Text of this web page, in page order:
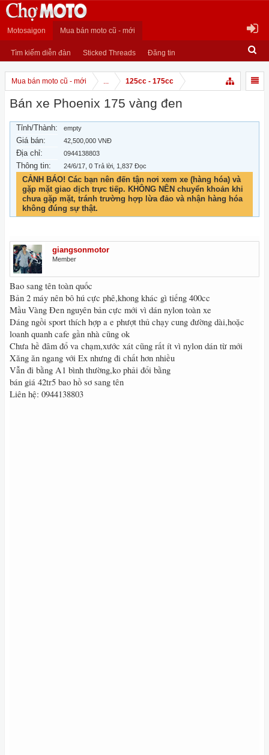
Motosaigon Mua bán moto cũ - mới
Tìm kiếm diễn đàn Sticked Threads Đăng tin
Mua bán moto cũ - mới ... 125cc - 175cc
Bán xe Phoenix 175 vàng đen
Tỉnh/Thành: empty
Giá bán: 42,500,000 VNĐ
Địa chỉ: 0944138803
Thông tin: 24/6/17 , 0 Trả lời, 1,837 Đọc
CẢNH BÁO! Các bạn nên đến tận nơi xem xe (hàng hóa) và
gặp mặt giao dịch trực tiếp. KHÔNG NÊN chuyển khoản khi
chưa gặp mặt, tránh trường hợp lừa đảo và nhận hàng hóa
không đúng sự thật.
giangsonmotor
Member
Bao sang tên toàn quốc
Bản 2 máy nên bô hú cực phê,khong khác gì tiếng 400cc
Mầu Vàng Đen nguyên bản cực mới vì dán nylon toàn xe
Dáng ngồi sport thích hợp a e phượt thủ chạy cung đường dài,hoặc
loanh quanh cafe gần nhà cũng ok
Chưa hề đâm đổ va chạm,xước xát cũng rất ít vì nylon dán từ mới
Xăng ăn ngang với Ex nhưng đi chất hơn nhiều
Vẫn đi bằng A1 bình thường,ko phải đổi bằng
bán giá 42tr5 bao hồ sơ sang tên
Liên hệ: 0944138803